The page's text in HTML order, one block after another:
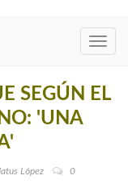
SEGÚN EL
'UNA
López
0